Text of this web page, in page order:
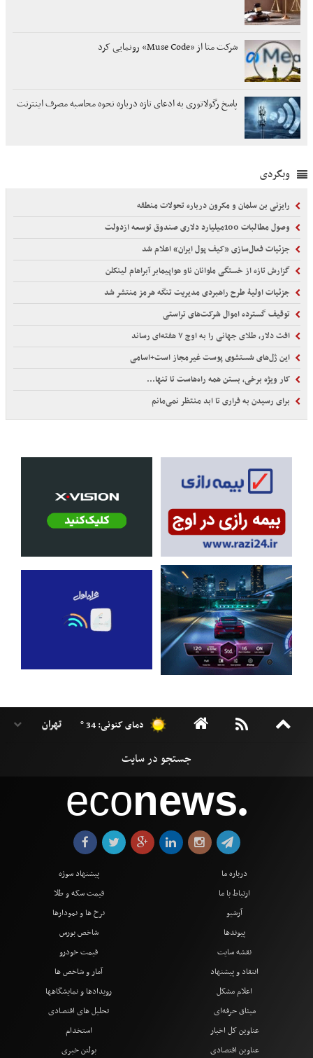
شرکت متا از «Muse Code» رونمایی کرد
پاسخ رگولاتوری به ادعای تازه درباره نحوه محاسبه مصرف اینترنت
وبگردی
رایزنی بن سلمان و مکرون درباره تحولات منطقه
وصول مطالبات 100میلیارد دلاری صندوق توسعه ازدولت
جزئیات فعال‌سازی «کیف پول ایران» اعلام شد
گزارش تازه از خستگی ملوانان ناو هواپیمابر آبراهام لینکلن
جزئیات اولیۀ طرح راهبردی مدیریت تنگه هرمز منتشر شد
توقیف گسترده اموال شرکت‌های تراستی
افت دلار، طلای جهانی را به اوج ۷ هفته‌ای رساند
این ژل‌های شستشوی پوست غیرمجاز است+اسامی
کار ویژه برخی، بستن همه راه‌هاست تا تنها...
برای رسیدن به فراری تا ابد منتظر نمی‌مانم
دمای کنونی: 34 °
econews●
درباره ما
ارتباط با ما
آرشیو
پیوندها
نقشه سایت
انتقاد و پیشنهاد
اعلام مشکل
میثاق حرفه‌ای
پیشنهاد سوژه
قیمت سکه و طلا
نرخ ها و نمودارها
شاخص بورس
قیمت خودرو
آمار و شاخص ها
رویدادها و نمایشگاهها
تحلیل های اقتصادی
عناوین کل اخبار
عناوین اقتصادی
استخدام
بولتن خبری